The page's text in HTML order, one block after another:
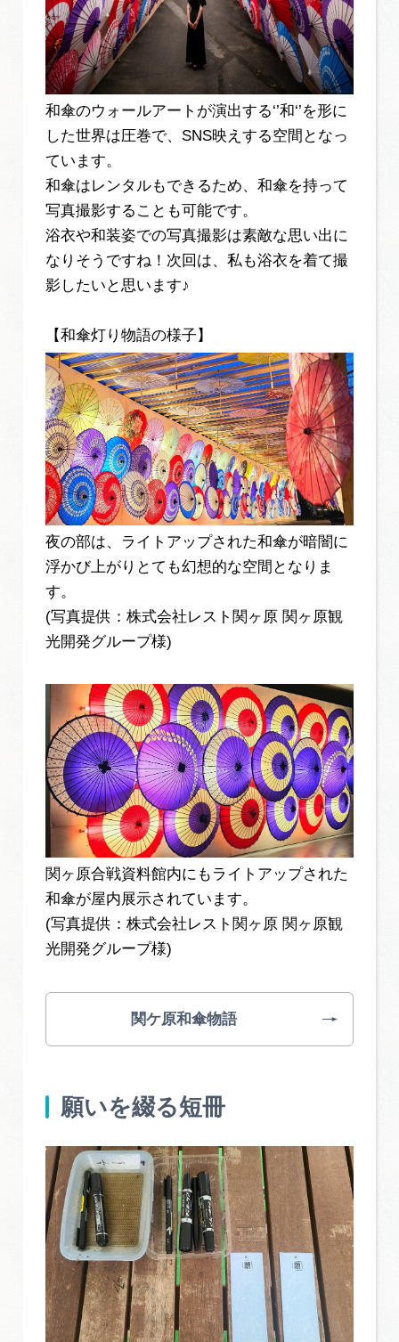
和傘のウォールアートが演出する‘’和‘’を形に
した世界は圧巻で、SNS映えする空間となっ
ています。
和傘はレンタルもできるため、和傘を持って
写真撮影することも可能です。
浴衣や和装姿での写真撮影は素敵な思い出に
なりそうですね！次回は、私も浴衣を着て撮
影したいと思います♪
【和傘灯り物語の様子】
夜の部は、ライトアップされた和傘が暗闇に
浮かび上がりとても幻想的な空間となりま
す。
(写真提供：株式会社レスト関ヶ原 関ヶ原観
光開発グループ様)
関ヶ原合戦資料館内にもライトアップされた
和傘が屋内展示されています。
(写真提供：株式会社レスト関ヶ原 関ヶ原観
光開発グループ様)
関ケ原和傘物語
願いを綴る短冊